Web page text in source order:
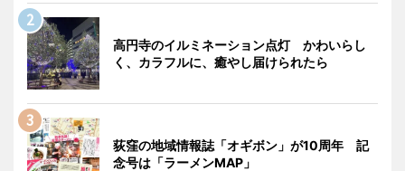
高円寺のイルミネーション点灯 かわいらし
く、カラフルに、癒やし届けられたら
荻窪の地域情報誌「オギボン」が10周年 記
念号は「ラーメンMAP」